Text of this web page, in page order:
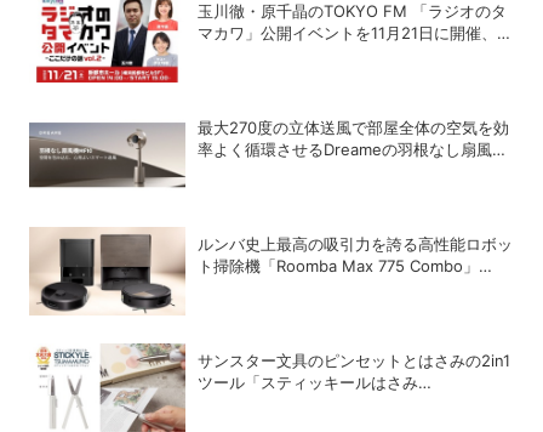
玉川徹・原千晶のTOKYO FM 「ラジオのタ
マカワ」公開イベントを11月21日に開催、ゲ
最大270度の立体送風で部屋全体の空気を効
率よく循環させるDreameの羽根なし扇風機
ルンバ史上最高の吸引力を誇る高性能ロボッ
ト掃除機「Roomba Max 775 Combo」
サンスター文具のピンセットとはさみの2in1
ツール「スティッキールはさみ